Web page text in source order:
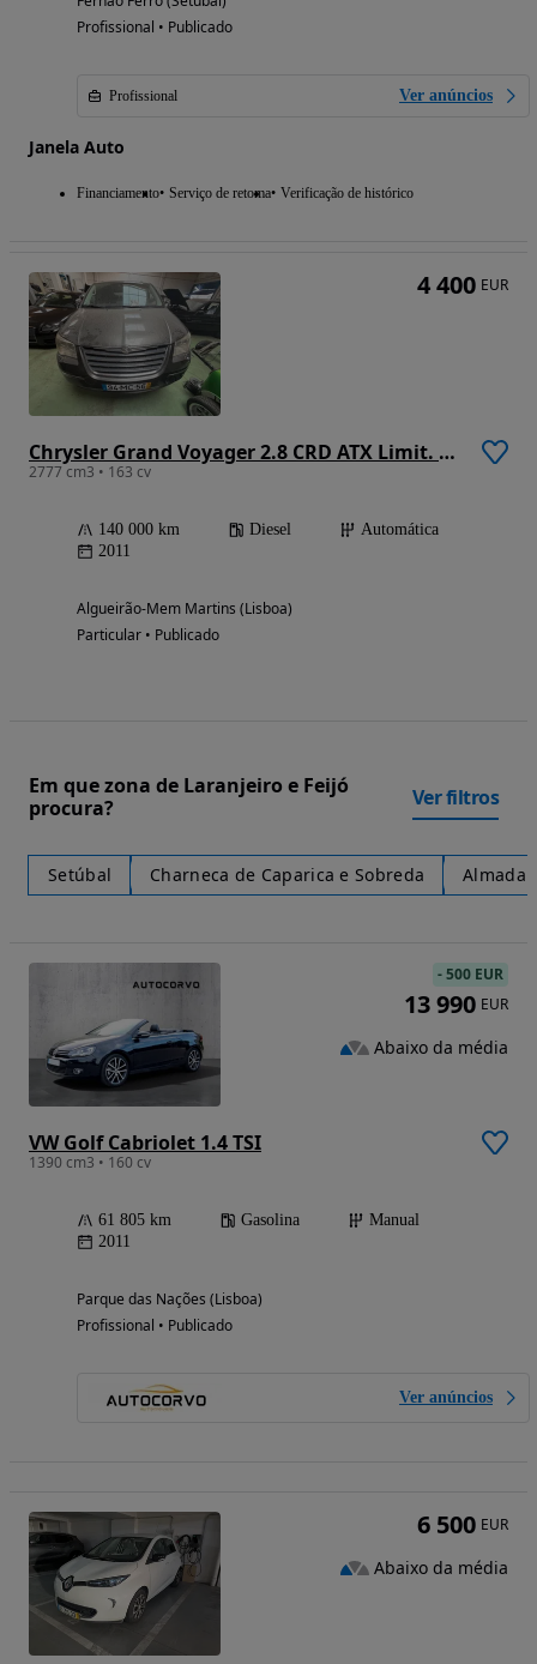
Profissional • Publicado
Profissional Ver anúncios
Janela Auto
Financiamento Serviço de retoma Verificação de histórico
Chrysler Grand Voyager 2.8 CRD ATX Limit. Stow Go DPF
2777 cm3 • 163 cv
140 000 km Diesel
Automática
2011
Algueirão-Mem Martins (Lisboa)
Particular • Publicado
4 400 EUR
Em que zona de Laranjeiro e Feijó
procura?
Ver filtros
Setúbal Charneca de Caparica e Sobreda Almada
VW Golf Cabriolet 1.4 TSI
1390 cm3 • 160 cv
61 805 km Gasolina
Manual
2011
Parque das Nações (Lisboa)
Profissional • Publicado
Ver anúncios
-500 EUR
13 990 EUR
Abaixo da média
6 500 EUR
Abaixo da média